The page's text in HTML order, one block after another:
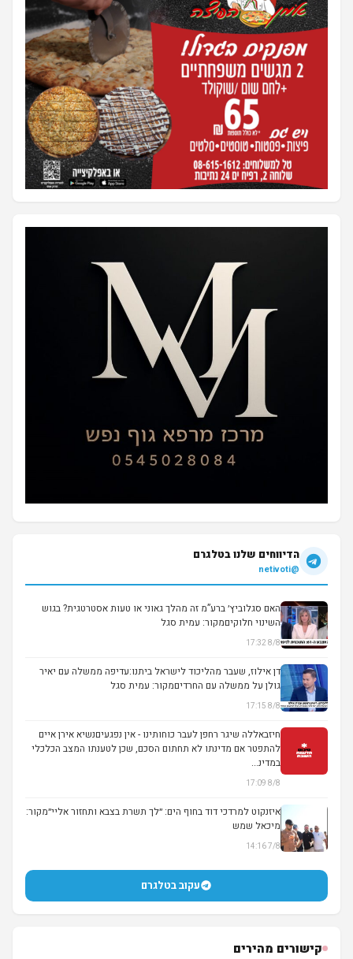
הדיווחים שלנו בטלגרם
@netivoti
האם סגלוביץ׳ ברע”מ זה מהלך גאוני או טעות אסטרטגית? בגוש
השינוי חלוקיםמקור: עמית סגל
8/8 17:32
דן אילוז, שעבר מהליכוד לישראל ביתנו:עדיפה ממשלה עם יאיר
גולן על ממשלה עם החרדיםמקור: עמית סגל
8/8 17:15
חיזבאללה שיגר רחפן לעבר כוחותינו - אין נפגעיםנשיא אירן איים
להתפטר אם מדינתו לא תחתום הסכם, שכן לטענתו המצב הכלכלי
במדינ...
8/8 17:09
איזנקוט למרדכי דוד בחוף הים: ״לך תשרת בצבא ותחזור אליי״מקור:
מיכאל שמש
7/8 14:16
עקוב בטלגרם
קישורים מהירים